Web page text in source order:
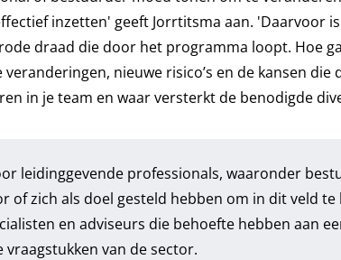
inzetten' geeft Jorrtitsma aan. 'Daarvoor
draad die door het programma loopt. Hoe
nieuwe risico’s en de kansen
in je team en waar versterkt de benodigde
leidinggevende professionals, waaronder
of zich als doel gesteld hebben om in dit veld
en adviseurs die behoefte hebben aan
vraagstukken van de sector.